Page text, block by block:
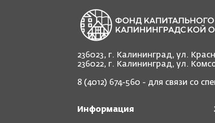
236023, г. Калининград, ул.
236022, г. Калининград, ул.
8 (4012) 674-560 - для связи со
Информация